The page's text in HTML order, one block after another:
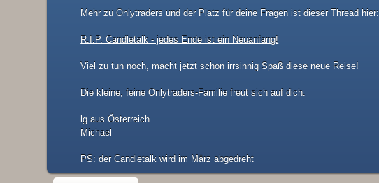
Mehr zu Onlytraders und der Platz für deine Fragen ist dieser Thread hier:
R.I.P. Candletalk - jedes Ende ist ein Neuanfang!
Viel zu tun noch, macht jetzt schon irrsinnig Spaß diese neue Reise!
Die kleine, feine Onlytraders-Familie freut sich auf dich.
lg aus Österreich
Michael
​PS: der Candletalk wird im März abgedreht